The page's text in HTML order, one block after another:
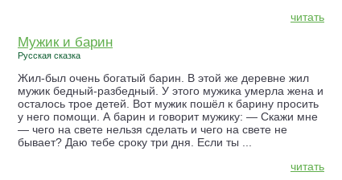
читать
Мужик и барин
Русская сказка
Жил-был очень богатый барин. В этой же деревне жил
мужик бедный-разбедный. У этого мужика умерла жена и
осталось трое детей. Вот мужик пошёл к барину просить
у него помощи. А барин и говорит мужику: — Скажи мне
— чего на свете нельзя сделать и чего на свете не
бывает? Даю тебе сроку три дня. Если ты ...
читать